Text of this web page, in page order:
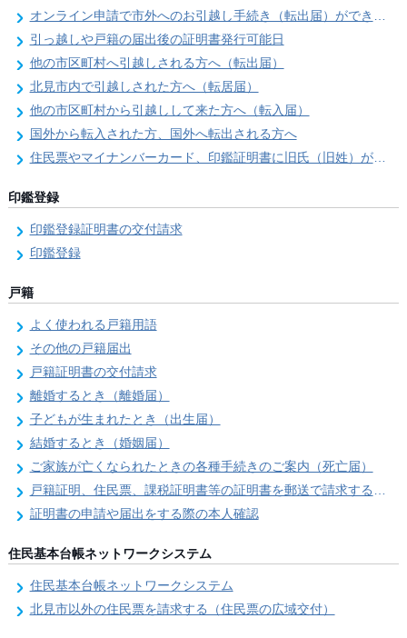
オンライン申請で市外へのお引越し手続き（転出届）ができます
引っ越しや戸籍の届出後の証明書発行可能日
他の市区町村へ引越しされる方へ（転出届）
北見市内で引越しされた方へ（転居届）
他の市区町村から引越しして来た方へ（転入届）
国外から転入された方、国外へ転出される方へ
住民票やマイナンバーカード、印鑑証明書に旧氏（旧姓）が併記できるようになりました！
印鑑登録
印鑑登録証明書の交付請求
印鑑登録
戸籍
よく使われる戸籍用語
その他の戸籍届出
戸籍証明書の交付請求
離婚するとき（離婚届）
子どもが生まれたとき（出生届）
結婚するとき（婚姻届）
ご家族が亡くなられたときの各種手続きのご案内（死亡届）
戸籍証明、住民票、課税証明書等の証明書を郵送で請求する際の本人確認
証明書の申請や届出をする際の本人確認
住民基本台帳ネットワークシステム
住民基本台帳ネットワークシステム
北見市以外の住民票を請求する（住民票の広域交付）